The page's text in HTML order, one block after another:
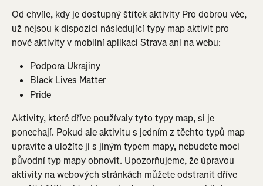
Od chvíle, kdy je dostupný štítek aktivity Pro dobrou věc,
už nejsou k dispozici následující typy map aktivit pro
nové aktivity v mobilní aplikaci Strava ani na webu:
Podpora Ukrajiny
Black Lives Matter
Pride
Aktivity, které dříve používaly tyto typy map, si je
ponechají. Pokud ale aktivitu s jedním z těchto typů map
upravíte a uložíte ji s jiným typem mapy, nebudete moci
původní typ mapy obnovit. Upozorňujeme, že úpravou
aktivity na webových stránkách můžete odstranit dříve